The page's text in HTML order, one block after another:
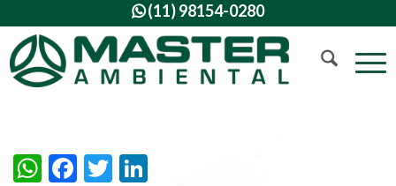
(11) 98154-0280
WhatsApp
Facebook
Twitter